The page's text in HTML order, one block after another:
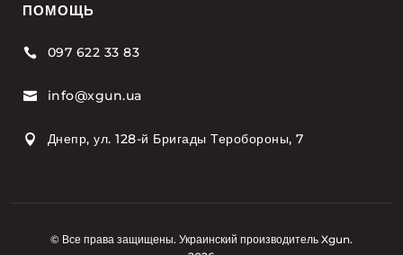
ПОМОЩЬ
 097 622 33 83
 info@xgun.ua
 Днепр, ул. 128-й Бригады Теробороны, 7
© Все права защищены. Украинский производитель Xgun.